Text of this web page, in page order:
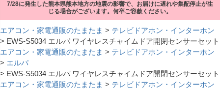
7/28に発生した熊本県熊本地方の地震の影響で、お届けに遅れや集配停止が生
じる場合がございます。何卒ご容赦ください。
エアコン・家電通販のたまたま
テレビドアホン・インターホン
EWS-S5034 エルパ ワイヤレスチャイムドア開閉センサーセット
エアコン・家電通販のたまたま
テレビドアホン・インターホン
エルパ
EWS-S5034 エルパ ワイヤレスチャイムドア開閉センサーセット
エアコン・家電通販のたまたま
テレビドアホン・インターホン